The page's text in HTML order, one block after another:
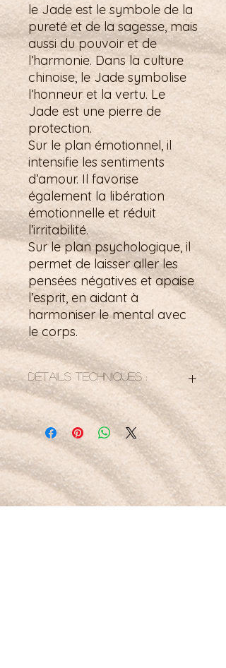
le Jade est le symbole de la
pureté et de la sagesse, mais
aussi du pouvoir et de
l’harmonie. Dans la culture
chinoise, le Jade symbolise
l’honneur et la vertu. Le
Jade est une pierre de
protection.
Sur le plan émotionnel, il
intensifie les sentiments
d’amour. Il favorise
également la libération
émotionnelle et réduit
l’irritabilité.
Sur le plan psychologique, il
permet de laisser aller les
pensées négatives et apaise
l’esprit, en aidant à
harmoniser le mental avec
le corps.
Détails techniques :
Bracelet élastiqué
8 mm
17, 5 mm soit 22 perles